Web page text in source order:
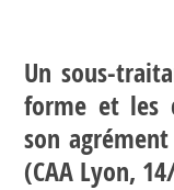
Un sous-
forme et les
son
(CAA Lyon,